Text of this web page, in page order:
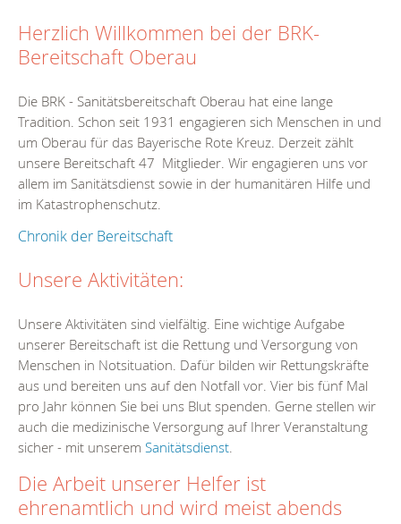
Herzlich Willkommen bei der BRK-
Bereitschaft Oberau
Die BRK - Sanitätsbereitschaft Oberau hat eine lange
Tradition. Schon seit 1931 engagieren sich Menschen in und
um Oberau für das Bayerische Rote Kreuz. Derzeit zählt
unsere Bereitschaft 47 Mitglieder. Wir engagieren uns vor
allem im Sanitätsdienst sowie in der humanitären Hilfe und
im Katastrophenschutz.
Chronik der Bereitschaft
Unsere Aktivitäten:
Unsere Aktivitäten sind vielfältig. Eine wichtige Aufgabe
unserer Bereitschaft ist die Rettung und Versorgung von
Menschen in Notsituation. Dafür bilden wir Rettungskräfte
aus und bereiten uns auf den Notfall vor. Vier bis fünf Mal
pro Jahr können Sie bei uns Blut spenden. Gerne stellen wir
auch die medizinische Versorgung auf Ihrer Veranstaltung
sicher - mit unserem Sanitätsdienst.
Die Arbeit unserer Helfer ist
ehrenamtlich und wird meist abends